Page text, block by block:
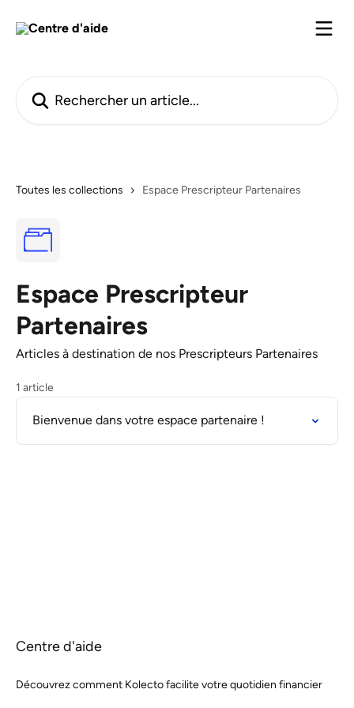
Toutes les collections Espace Prescripteur Partenaires
Espace Prescripteur
Partenaires
Articles à destination de nos Prescripteurs Partenaires
1 article
Bienvenue dans votre espace partenaire !
Centre d'aide
Découvrez comment Kolecto facilite votre quotidien financier